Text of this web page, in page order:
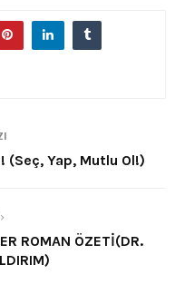
(Seç, Yap, Mutlu Ol!)
ROMAN ÖZETİ(DR.